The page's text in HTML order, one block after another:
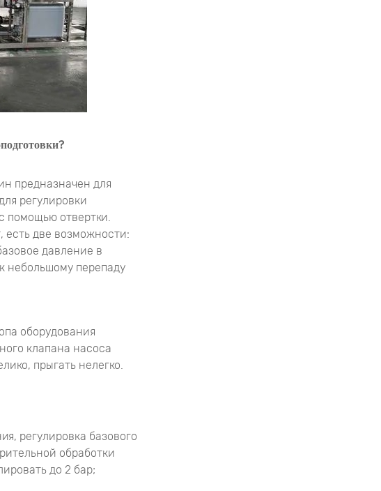
предназначен для
регулировки
помощью отвертки.
есть две возможности:
давление в
небольшому перепаду
оборудования
клапана насоса
прыгать нелегко.
регулировка базового
обработки
до 2 бар;